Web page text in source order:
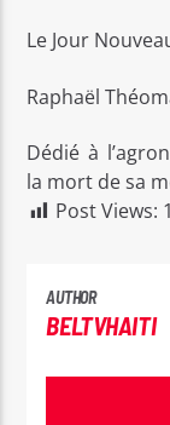
Le Jour
Raphaël
Dédié à
la mort de sa
Post Views:
AUTHOR
BELTVHAITI